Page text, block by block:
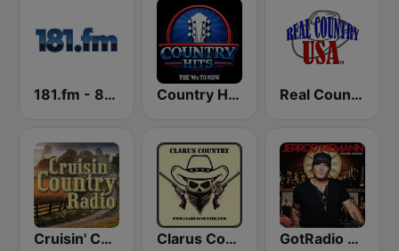
181.fm - 80's Country Country Hits Real Country USA
Cruisin' Country Radio Clarus Country GotRadio - Today's Country